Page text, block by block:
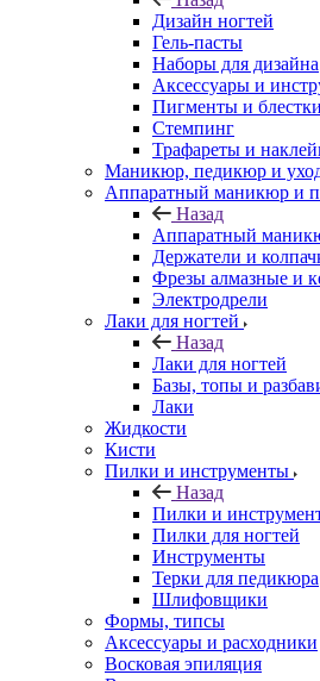
Дизайн ногтей
Гель-пасты
Наборы для дизайна
Аксессуары и
Пигменты и блестки
Стемпинг
Трафареты и
Маникюр, педикюр и
Аппаратный маникюр и
Назад
Аппаратный
Держатели и
Фрезы алмазные и
Электродрели
Лаки для ногтей
Назад
Лаки для ногтей
Базы, топы и
Лаки
Жидкости
Кисти
Пилки и инструменты
Назад
Пилки и
Пилки для ногтей
Инструменты
Терки для педикюра
Шлифовщики
Формы, типсы
Аксессуары и расходники
Восковая эпиляция